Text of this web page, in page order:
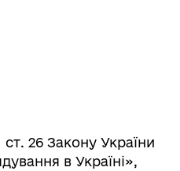
ст. 26 Закону України
в Україні»,